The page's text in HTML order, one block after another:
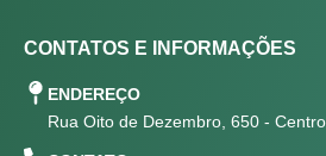
CONTATOS E INFORMAÇÕES
ENDEREÇO
Rua Oito de Dezembro, 650 -